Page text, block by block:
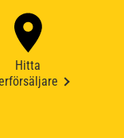
Hitta